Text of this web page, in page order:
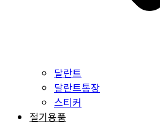
달란트
달란트통장
스티커
절기용품